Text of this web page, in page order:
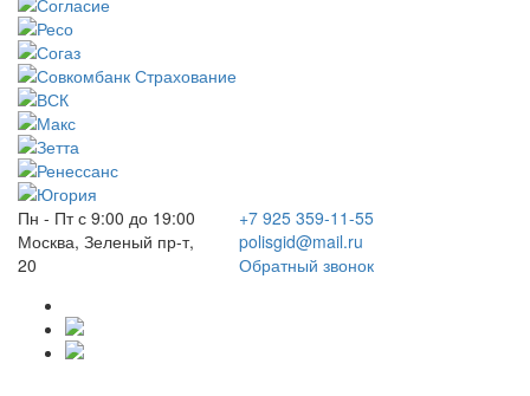
Пн - Пт с 9:00 до 19:00
Москва, Зеленый пр-т,
20
+7 925 359-11-55
polisgid@mail.ru
Обратный звонок